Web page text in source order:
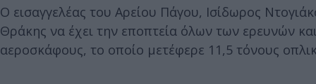
Ο εισαγγελέας του Αρείου Πάγου, Ισίδωρος
Θράκης να έχει την εποπτεία όλων των ερευνών
αεροσκάφους, το οποίο μετέφερε 11,5 τόνους